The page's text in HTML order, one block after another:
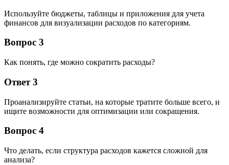
Используйте бюджеты, таблицы и приложения для учета
финансов для визуализации расходов по категориям.
Вопрос 3
Как понять, где можно сократить расходы?
Ответ 3
Проанализируйте статьи, на которые тратите больше всего, и
ищите возможности для оптимизации или сокращения.
Вопрос 4
Что делать, если структура расходов кажется сложной для
анализа?